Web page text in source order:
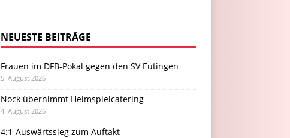
NEUESTE BEITRÄGE
Frauen im DFB-Pokal gegen den SV Eutingen
5. August 2026
Nock übernimmt Heimspielcatering
4. August 2026
4:1-Auswärtssieg zum Auftakt